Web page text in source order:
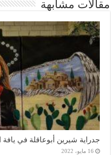
مقالات مشابهة
جدراية شيرين أبوعاقلة في
16 مايو، 2022